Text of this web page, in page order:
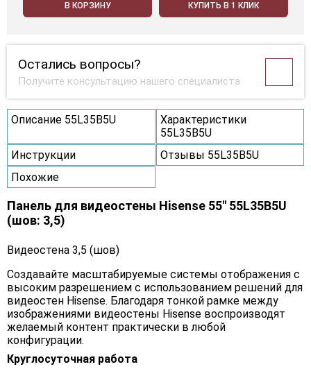
В КОРЗИНУ КУПИТЬ В 1 КЛИК
Остались вопросы?
Получите консультацию нашего специалиста
Описание 55L35B5U
Характеристики
55L35B5U
Инструкции
Отзывы 55L35B5U
Похожие
Панель для видеостены Hisense 55" 55L35B5U
(шов: 3,5)
Видеостена 3,5 (шов)
Создавайте масштабируемые системы отображения с
высоким разрешением с использованием решений для
видеостен Hisense. Благодаря тонкой рамке между
изображениями видеостены Hisense воспроизводят
желаемый контент практически в любой
конфигурации.
Круглосуточная работа